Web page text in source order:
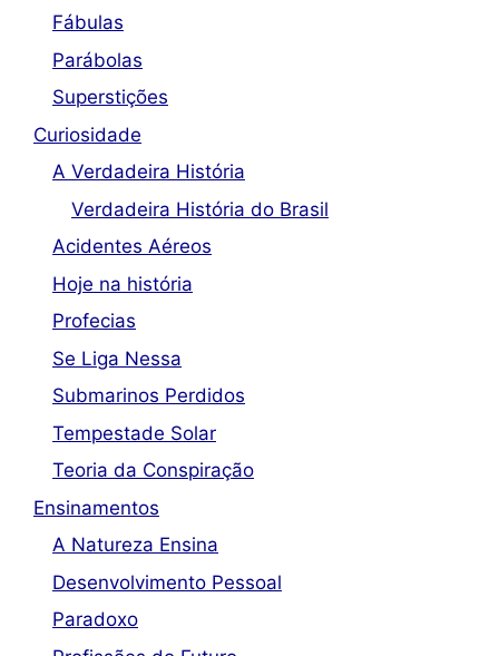
Fábulas
Parábolas
Superstições
Curiosidade
A Verdadeira História
Verdadeira História do Brasil
Acidentes Aéreos
Hoje na história
Profecias
Se Liga Nessa
Submarinos Perdidos
Tempestade Solar
Teoria da Conspiração
Ensinamentos
A Natureza Ensina
Desenvolvimento Pessoal
Paradoxo